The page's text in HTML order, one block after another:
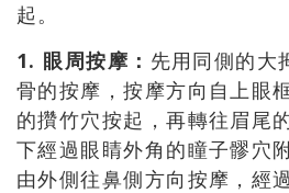
起。
1. 眼周按摩： 先用同側的大
骨的按摩，按摩方向自上眼
的攢竹穴按起，再轉往眉尾
下經過眼睛外角的瞳子髎穴
由外側往鼻側方向按摩，經